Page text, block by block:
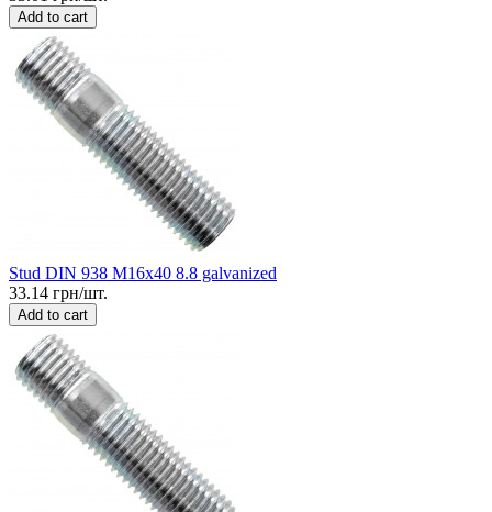
Add to cart
Stud DIN 938 M16x40 8.8 galvanized
33.14 грн/шт.
Add to cart